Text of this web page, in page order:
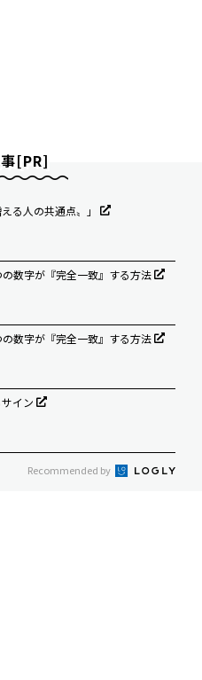
[PR]
る人の共通点〟」
数字が『完全一致』する方法
数字が『完全一致』する方法
イン
Recommended by